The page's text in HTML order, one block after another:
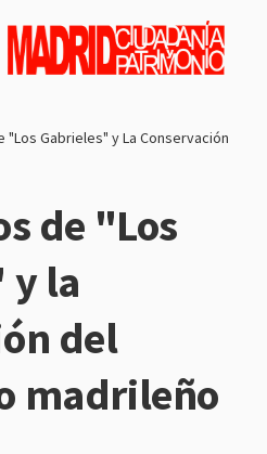
"Los Gabrieles" y La Conservación
de "Los
y la
del
madrileño